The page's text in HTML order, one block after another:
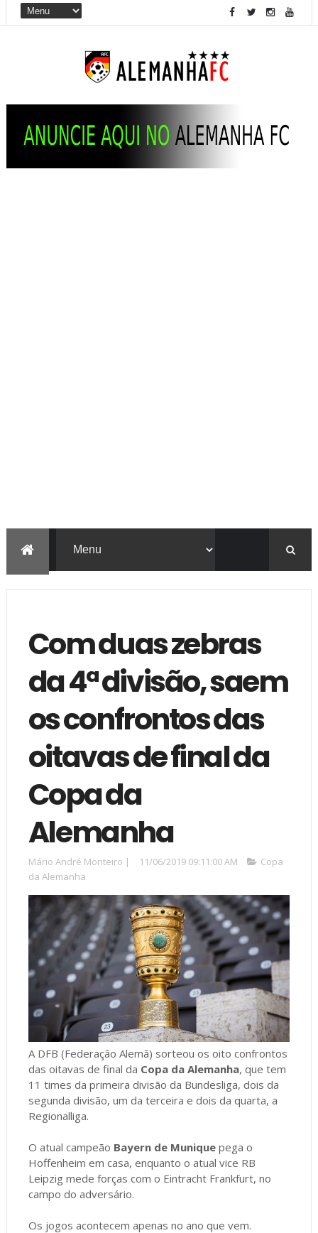
Com duas zebras
da 4ª divisão, saem
os confrontos das
oitavas de final da
Copa da
Alemanha
Mário André Monteiro | 11/06/2019 09:11:00 AM
Copa
da Alemanha
A DFB (Federação Alemã) sorteou os oito confrontos
das oitavas de final da Copa da Alemanha, que tem
11 times da primeira divisão da Bundesliga, dois da
segunda divisão, um da terceira e dois da quarta, a
Regionalliga.
O atual campeão Bayern de Muniquepega o
Hoffenheim em casa, enquanto o atual vice RB
Leipzig mede forças com o Eintracht Frankfurt, no
campo do adversário.
Os jogos acontecem apenas no ano que vem.